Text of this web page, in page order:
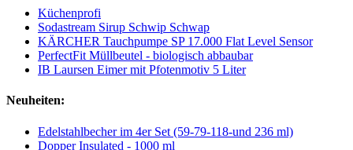
Küchenprofi
Sodastream Sirup Schwip Schwap
KÄRCHER Tauchpumpe SP 17.000 Flat Level Sensor
PerfectFit Müllbeutel - biologisch abbaubar
IB Laursen Eimer mit Pfotenmotiv 5 Liter
Neuheiten:
Edelstahlbecher im 4er Set (59-79-118-und 236 ml)
Dopper Insulated - 1000 ml